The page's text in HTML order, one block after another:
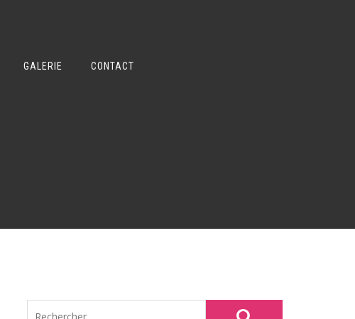
GALERIE CONTACT